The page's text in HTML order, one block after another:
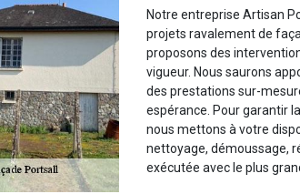
Notre entreprise Artisan
projets ravalement de
proposons des
vigueur. Nous saurons
des prestations sur-
espérance. Pour garantir
nous mettons à votre
nettoyage, démoussage,
exécutée avec le plus